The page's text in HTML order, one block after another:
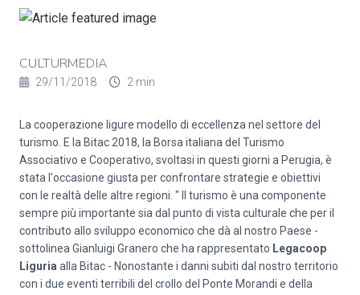
CULTURMEDIA
29/11/2018 2 min
La cooperazione ligure modello di eccellenza nel settore del
turismo. E la Bitac 2018, la Borsa italiana del Turismo
Associativo e Cooperativo, svoltasi in questi giorni a Perugia, è
stata l'occasione giusta per confrontare strategie e obiettivi
con le realtà delle altre regioni. " Il turismo è una componente
sempre più importante sia dal punto di vista culturale che per il
contributo allo sviluppo economico che dà al nostro Paese -
sottolinea Gianluigi Granero che ha rappresentato Legacoop
Liguria alla Bitac - Nonostante i danni subiti dal nostro territorio
con i due eventi terribili del crollo del Ponte Morandi e della